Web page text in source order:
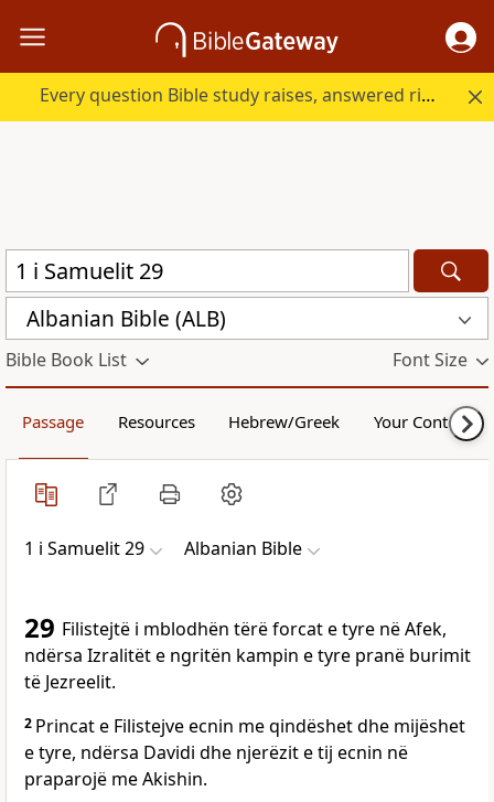
Every question Bible study raises, answered right here.
Albanian Bible (ALB)
Bible Book List Font Size
Passage Resources Hebrew/Greek Your Content
1 i Samuelit 29 Albanian Bible
29 Filistejtë i mblodhën tërë forcat e tyre në Afek,
ndërsa Izralitët e ngritën kampin e tyre pranë burimit
të Jezreelit.
2 Princat e Filistejve ecnin me qindëshet dhe mijëshet
e tyre, ndërsa Davidi dhe njerëzit e tij ecnin në
praparojë me Akishin.